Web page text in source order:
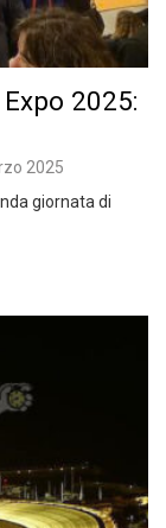
2025:
2025
giornata di